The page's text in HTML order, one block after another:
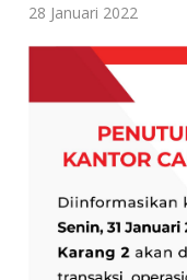
28 Januari 2022